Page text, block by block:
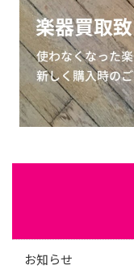
お知らせ